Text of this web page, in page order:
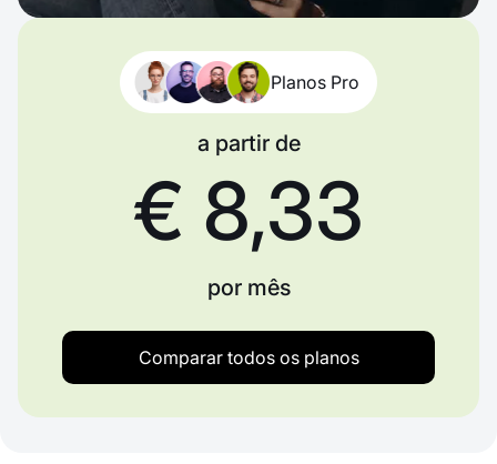
Planos Pro
a partir de
€ 8,33
por mês
Comparar todos os planos